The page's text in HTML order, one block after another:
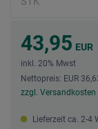
43,95 EUR
inkl. 20% Mwst
Nettopreis: EUR
zzgl. Versandkosten
Lieferzeit ca. 2-4